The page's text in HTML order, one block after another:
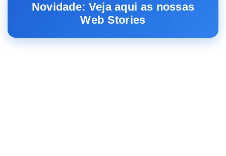
Novidade: Veja aqui as nossas
Web Stories